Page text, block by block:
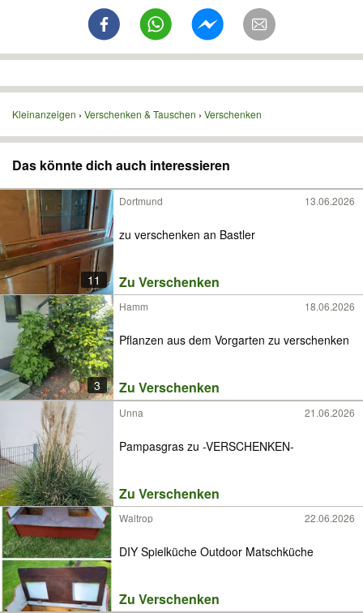
Kleinanzeigen Verschenken & Tauschen Verschenken
Das könnte dich auch interessieren
11
Dortmund 13.06.2026
zu verschenken an Bastler
Zu Verschenken
3
Hamm 18.06.2026
Pflanzen aus dem Vorgarten zu verschenken
Zu Verschenken
Unna 21.06.2026
Pampasgras zu -VERSCHENKEN-
Zu Verschenken
Waltrop 22.06.2026
DIY Spielküche Outdoor Matschküche
Zu Verschenken